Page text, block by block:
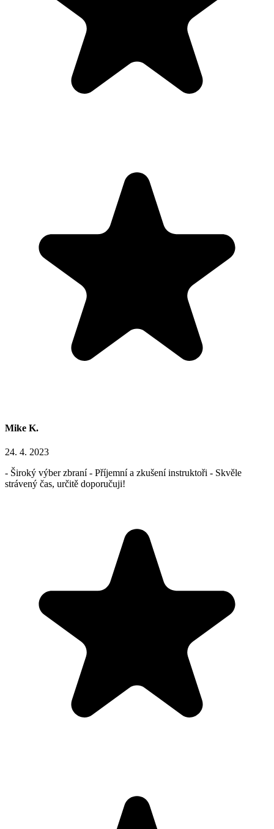
Mike K.
24. 4. 2023
- Široký výber zbraní - Příjemní a zkušení instruktoři - Skvěle
strávený čas, určitě doporučuji!